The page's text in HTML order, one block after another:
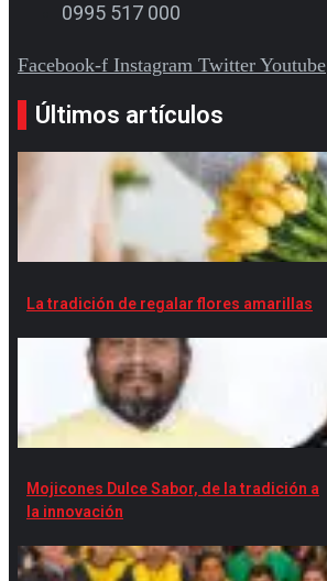
0995 517 000
Facebook-f Instagram Twitter Youtube
Últimos artículos
La tradición de regalar flores amarillas
Mojicones Dulce Sabor, de la tradición a
la innovación